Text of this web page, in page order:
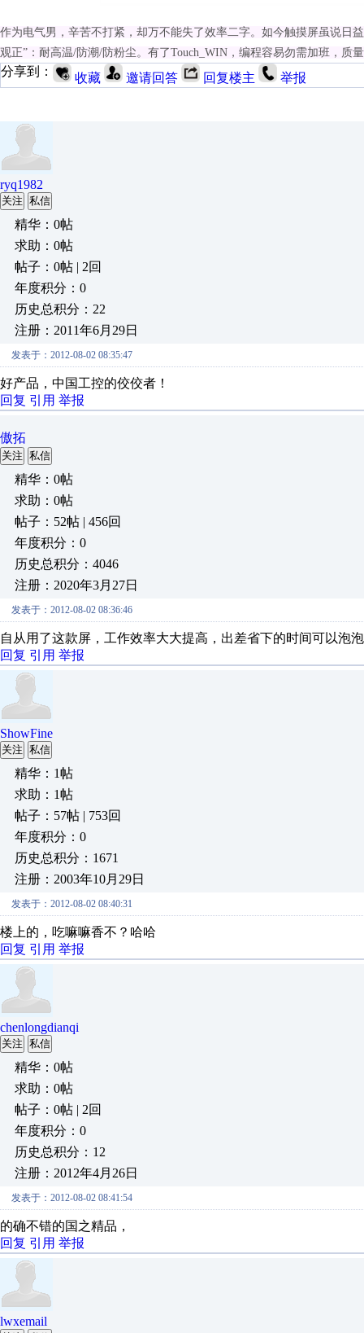
作为电气男，辛苦不打紧，却万不能失了效率二字。如今触摸屏虽说日
观正”：耐高温/防潮/防粉尘。有了Touch_WIN，编程容易勿需加班，质
分享到： 收藏 邀请回答 回复楼主 举报
ryq1982
关注 私信
精华：0帖
求助：0帖
帖子：0帖 | 2回
年度积分：0
历史总积分：22
注册：2011年6月29日
发表于：2012-08-02 08:35:47
好产品，中国工控的佼佼者！
回复 引用 举报
傲拓
关注 私信
精华：0帖
求助：0帖
帖子：52帖 | 456回
年度积分：0
历史总积分：4046
注册：2020年3月27日
发表于：2012-08-02 08:36:46
自从用了这款屏，工作效率大大提高，出差省下的时间可以泡
回复 引用 举报
ShowFine
关注 私信
精华：1帖
求助：1帖
帖子：57帖 | 753回
年度积分：0
历史总积分：1671
注册：2003年10月29日
发表于：2012-08-02 08:40:31
楼上的，吃嘛嘛香不？哈哈
回复 引用 举报
chenlongdianqi
关注 私信
精华：0帖
求助：0帖
帖子：0帖 | 2回
年度积分：0
历史总积分：12
注册：2012年4月26日
发表于：2012-08-02 08:41:54
的确不错的国之精品，
回复 引用 举报
lwxemail